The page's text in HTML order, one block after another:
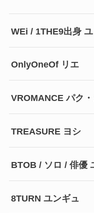
WEi / 1THE9出身
OnlyOneOf リエ
VROMANCE パク
TREASURE ヨシ
BTOB / ソロ / 俳優
8TURN ユンギュ